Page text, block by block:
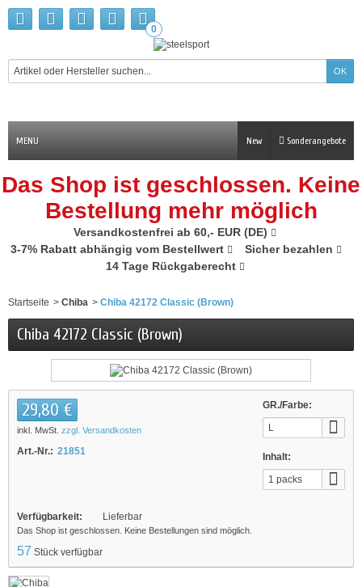
0
MENU Sonderangebote
New
Das Shop ist geschlossen. Keine
Bestellung mehr möglich
Versandkostenfrei ab 60,- EUR (DE)
3-7% Rabatt abhängig vom Bestellwert
Sicher bezahlen
14 Tage Rückgaberecht
Startseite > Chiba > Chiba 42172 Classic (Brown)
Chiba 42172 Classic (Brown)
GR./Farbe:
L
Inhalt:
1 packs
29,80 €
inkl. MwSt. zzgl. Versandkosten
Art.-Nr.: 21851
Verfügbarkeit: Lieferbar
Das Shop ist geschlossen. Keine Bestellungen sind möglich.
57 Stück verfügbar